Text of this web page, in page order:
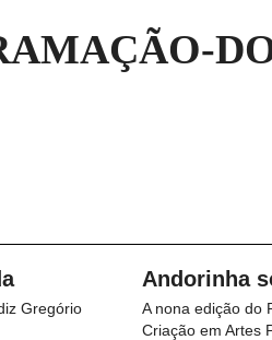
Gregório
Andorinha
A nona edição do
Criação em Artes